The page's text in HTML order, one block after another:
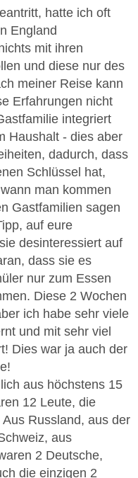
hatte ich oft
England
mit ihren
und diese nur des
meiner Reise kann
Erfahrungen nicht
integriert
Haushalt - dies aber
dadurch, dass
Schlüssel hat,
man kommen
Gastfamilien sagen
auf eure
desinteressiert auf
dass sie es
nur zum Essen
Diese 2 Wochen
ich habe sehr viele
und mit sehr viel
Dies war ja auch der
aus höchstens 15
12 Leute, die
Russland, aus der
aus
2 Deutsche,
die einzigen 2